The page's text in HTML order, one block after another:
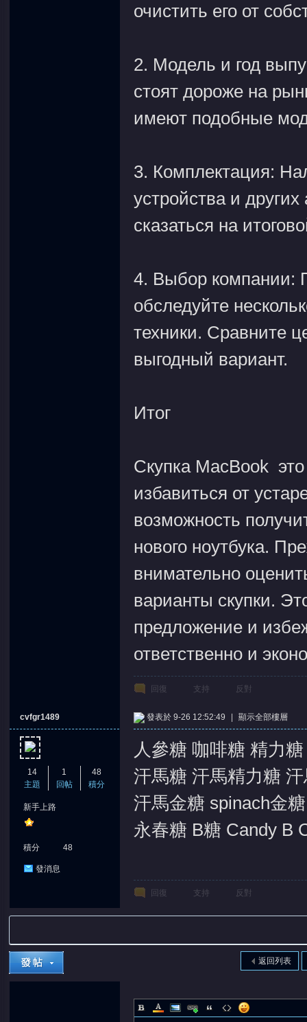
очистить его от
2. Модель и год
стоят дороже на
имеют подобные
3. Комплектация:
устройства и
сказаться на
4. Выбор компании:
обследуйте
техники. Сравните
выгодный вариант.
Итог
Скупка MacBook
избавиться от
возможность
нового ноутбука.
внимательно
варианты скупки.
предложение и
ответственно и
回復 支持 反對
cvfgr1489
14
主題
1
回帖
48
積分
新手上路
積分 48
發消息
發表於 9-26 12:52:49 顯示全部樓層
人參糖 咖啡糖 精力
汗馬糖 汗馬精力糖
汗馬金糖 spinach金
永春糖 B糖 Candy B
回復 支持 反對
返回列表